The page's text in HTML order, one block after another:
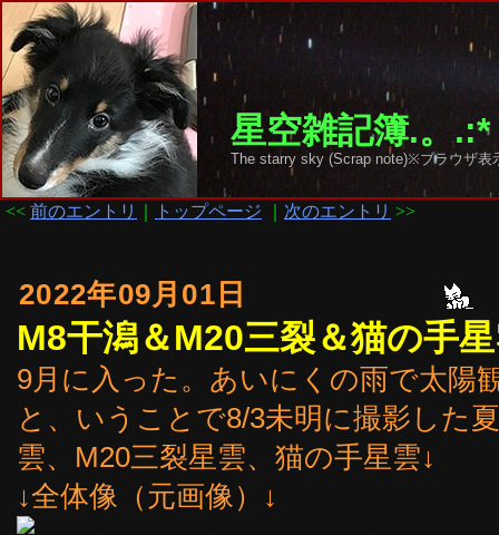
星空雑記簿.。
The starry sky (Scrap note)※ブラウザ
<< 前のエントリ トップページ 次のエントリ >>
2022年09月01日
M8干潟＆M20三裂＆猫の手
9月に入った。あいにくの雨で太陽
と、いうことで8/3未明に撮影した
雲、M20三裂星雲、猫の手星雲↓
↓全体像（元画像）↓